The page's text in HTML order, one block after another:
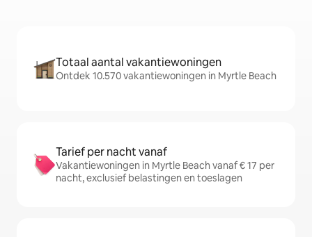
Totaal aantal vakantiewoningen
Ontdek 10.570 vakantiewoningen in Myrtle Beach
Tarief per nacht vanaf
Vakantiewoningen in Myrtle Beach vanaf € 17 per
nacht, exclusief belastingen en toeslagen